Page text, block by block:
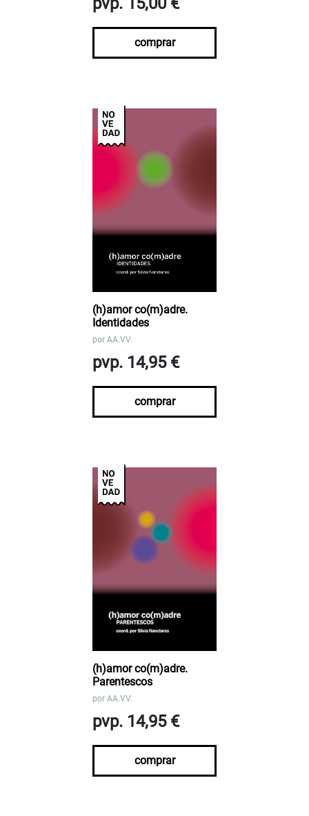
comprar
(h)amor co(m)adre.
Identidades
por AA.VV.
pvp. 14,95 €
comprar
(h)amor co(m)adre.
Parentescos
por AA.VV.
pvp. 14,95 €
comprar